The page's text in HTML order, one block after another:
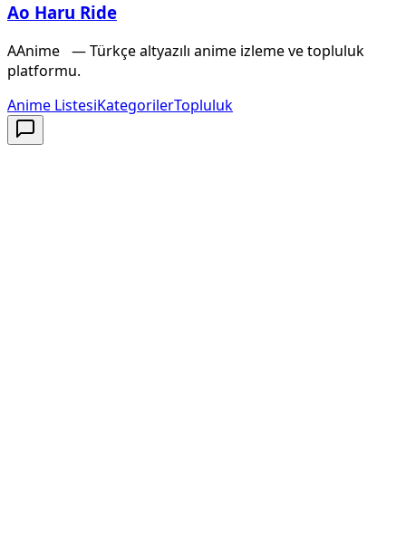
Ao Haru Ride
AAnime — Türkçe altyazılı anime izleme ve topluluk
platformu.
Anime ListesiKategorilerTopluluk